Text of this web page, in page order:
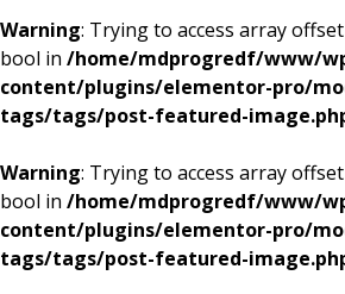
Warning: Trying to access array
bool in /home/mdprogredf/www/
content/plugins/elementor-pro/
tags/tags/post-featured-
Warning: Trying to access array
bool in /home/mdprogredf/www/
content/plugins/elementor-pro/
tags/tags/post-featured-